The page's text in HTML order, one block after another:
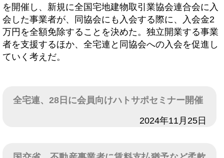
を開催し、新規に全国宅地建物取引業協会連合会に入
会した事業者が、同協会にも入会する際に、入会金2
万円を全額免除することを決めた。独立開業する事業
者を支援するほか、全宅連と同協会への入会を促進し
ていく考えだ。
全宅連、28日に会員向けハトサポセミナー開催
2024年11月25日